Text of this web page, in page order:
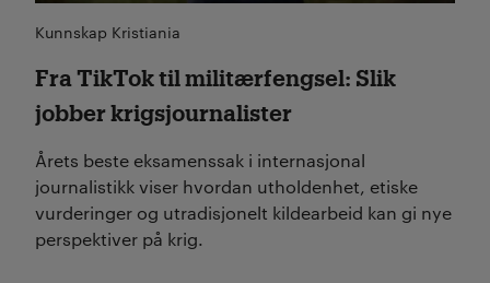
Kunnskap Kristiania
Fra TikTok til militærfengsel: Slik
jobber krigsjournalister
Årets beste eksamenssak i internasjonal
journalistikk viser hvordan utholdenhet, etiske
vurderinger og utradisjonelt kildearbeid kan gi nye
perspektiver på krig.